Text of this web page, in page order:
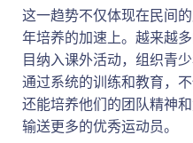
这一趋势不仅体现在民间
年培养的加速上。越来越
目纳入课外活动，组织青
通过系统的训练和教育，
还能培养他们的团队精神
输送更多的优秀运动员。